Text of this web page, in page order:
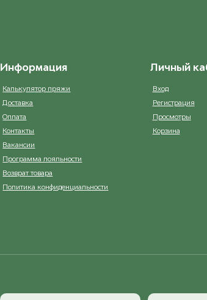
Информация
Калькулятор пряжи
Доставка
Оплата
Контакты
Вакансии
Программа лояльности
Возврат товара
Политика конфиденциальности
Личный
Вход
Регистрация
Просмотры
Корзина